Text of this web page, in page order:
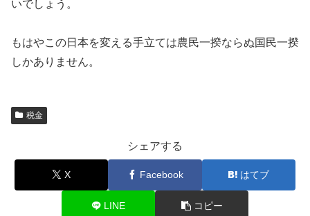
いでしょう。
もはやこの日本を変える手立ては農民一揆ならぬ国民一揆
しかありません。
税金
シェアする
X Facebook はてブ
LINE コピー